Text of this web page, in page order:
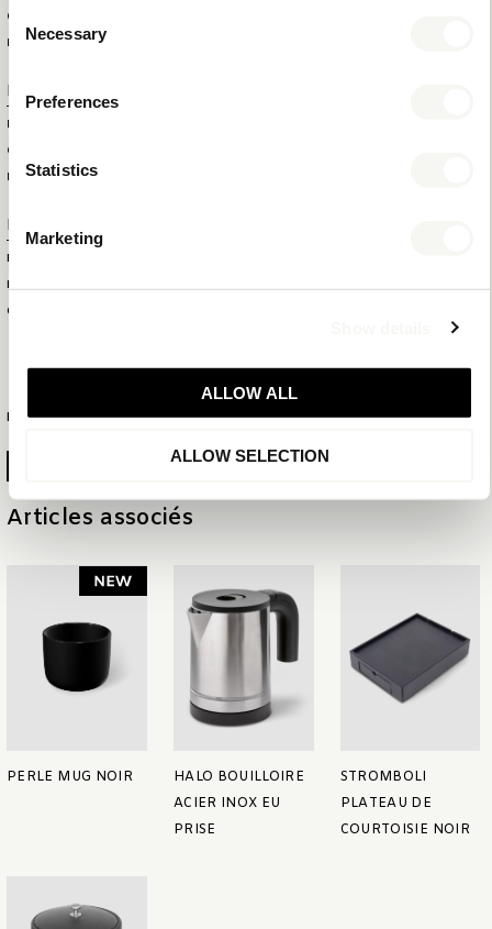
Consent
Selection
Necessary
Preferences
Statistics
Marketing
ALLOW ALL
ALLOW SELECTION
QUANTITÉ TOTALE DANS LA
BOÎTE EXTÉRIEURE
Informations supplémentaires
MARQUE
COULEUR
MATÉRIAU
Numéros de produit
ID DU PRODUIT
EAN
COLLECTION
PLUS D'INFORMATION
Articles associés
PERLE MUG NOIR
HALO BOUILLOIRE
ACIER INOX EU
PRISE
STROMBOLI
PLATEAU DE
COURTOISIE NOIR